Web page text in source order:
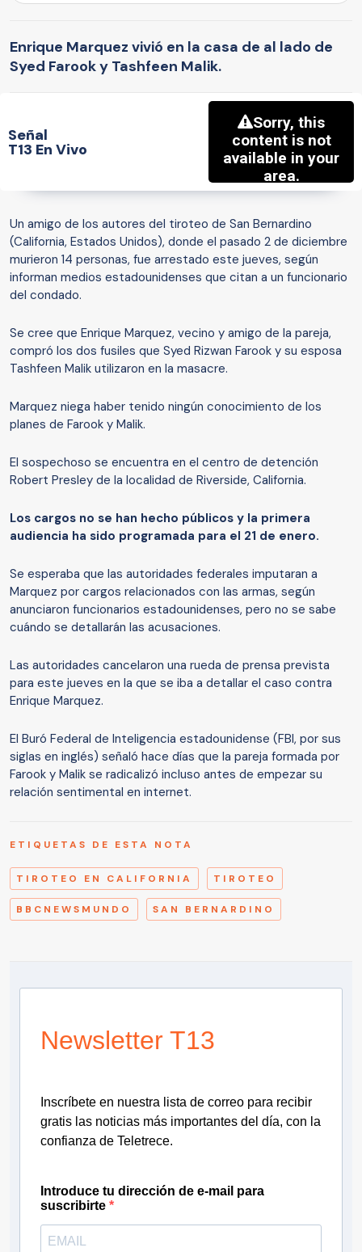
Enrique Marquez vivió en la casa de al lado de
Syed Farook y Tashfeen Malik.
Señal
T13 En Vivo
Un amigo de los autores del tiroteo de San Bernardino
(California, Estados Unidos), donde el pasado 2 de diciembre
murieron 14 personas, fue arrestado este jueves, según
informan medios estadounidenses que citan a un funcionario
del condado.
Se cree que Enrique Marquez, vecino y amigo de la pareja,
compró los dos fusiles que Syed Rizwan Farook y su esposa
Tashfeen Malik utilizaron en la masacre.
Marquez niega haber tenido ningún conocimiento de los
planes de Farook y Malik.
El sospechoso se encuentra en el centro de detención
Robert Presley de la localidad de Riverside, California.
Los cargos no se han hecho públicos y la primera
audiencia ha sido programada para el 21 de enero.
Se esperaba que las autoridades federales imputaran a
Marquez por cargos relacionados con las armas, según
anunciaron funcionarios estadounidenses, pero no se sabe
cuándo se detallarán las acusaciones.
Las autoridades cancelaron una rueda de prensa prevista
para este jueves en la que se iba a detallar el caso contra
Enrique Marquez.
El Buró Federal de Inteligencia estadounidense (FBI, por sus
siglas en inglés) señaló hace días que la pareja formada por
Farook y Malik se radicalizó incluso antes de empezar su
relación sentimental en internet.
ETIQUETAS DE ESTA NOTA
TIROTEO EN CALIFORNIA TIROTEO
BBCNEWSMUNDO SAN BERNARDINO
Newsletter T13
Inscríbete en nuestra lista de correo para recibir
gratis las noticias más importantes del día, con la
confianza de Teletrece.
Introduce tu dirección de e-mail para
suscribirte